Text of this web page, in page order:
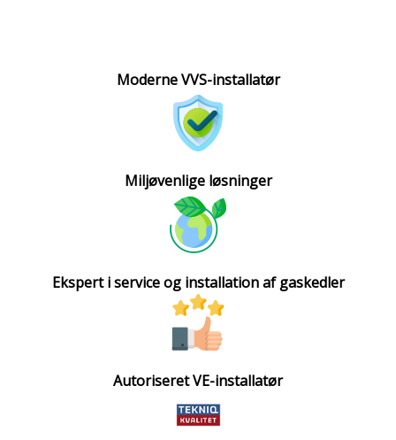
Moderne VVS-installatør​
Miljøvenlige løsninger​
Ekspert i service og installation af gaskedler​
Autoriseret VE-installatør